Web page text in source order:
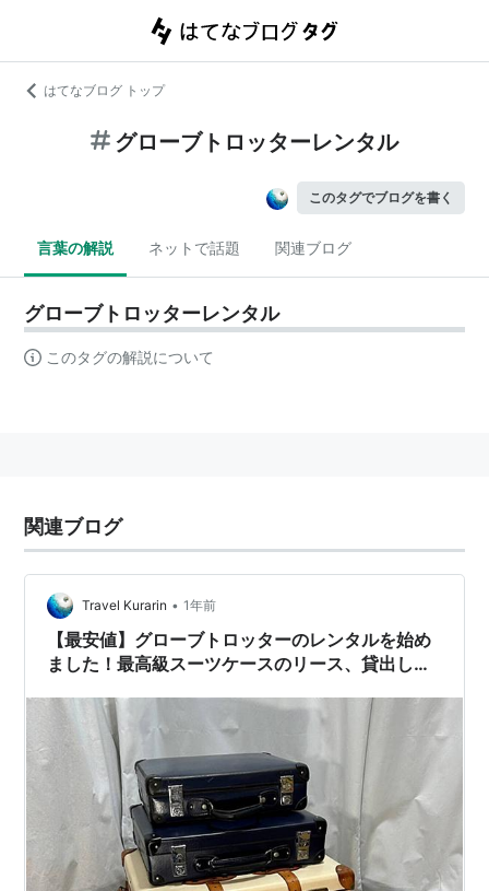
はてなブログ トップ
グローブトロッターレンタル
このタグでブログを書く
言葉の解説 ネットで話題 関連ブログ
グローブトロッターレンタル
このタグの解説について
関連ブログ
Travel Kurarin • 1年前
【最安値】グローブトロッターのレンタルを始め
ました！最高級スーツケースのリース、貸出しま